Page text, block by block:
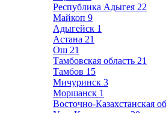
Республика Адыгея 22
Майкоп 9
Адыгейск 1
Астана 21
Ош 21
Тамбовская область 21
Тамбов 15
Мичуринск 3
Моршанск 1
Восточно-Казахстанская